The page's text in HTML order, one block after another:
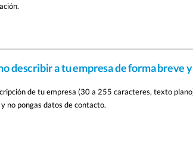
describir a tu empresa de forma breve
de tu empresa (30 a 255 caracteres, texto
no pongas datos de contacto.